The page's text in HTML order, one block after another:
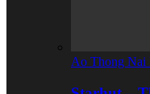
Ao Thong Nai